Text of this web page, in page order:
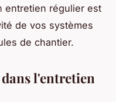
entretien régulier est
de vos systèmes
de chantier.
l'entretien